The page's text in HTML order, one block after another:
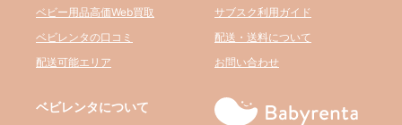
ベビー用品高価Web買取
ベビレンタの口コミ
配送可能エリア
サブスク利用ガイド
配送・送料について
お問い合わせ
ベビレンタについて